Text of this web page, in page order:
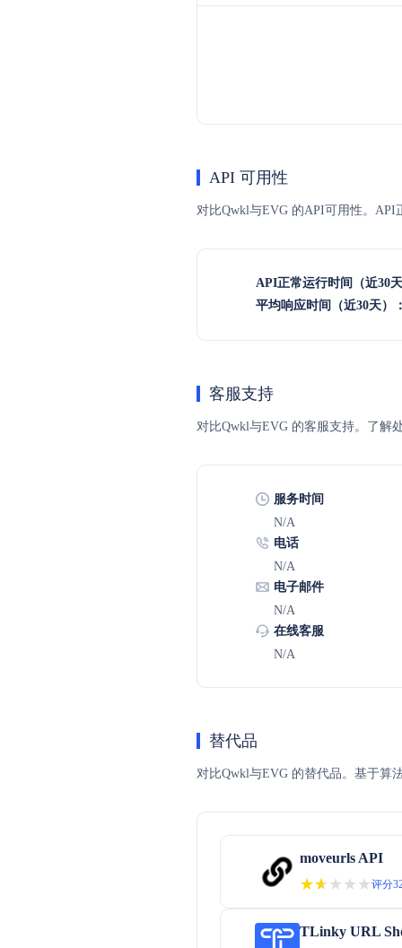
API 可用性
对比Qwkl与EVG 的API可用性。API
API正常运行时间（近30
平均响应时间（近30天）
客服支持
对比Qwkl与EVG 的客服支持。了解
服务时间
N/A
电话
N/A
电子邮件
N/A
在线客服
N/A
替代品
对比Qwkl与EVG 的替代品。基于算
moveurls API
★★★★★
★★★★★评分
TLinky URL